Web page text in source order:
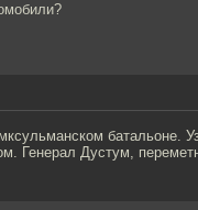
батальоне.
Генерал Дустум,